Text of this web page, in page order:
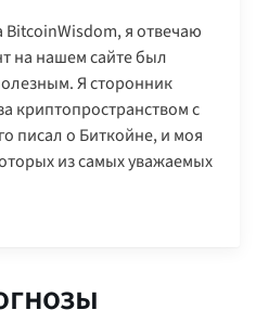
BitcoinWisdom, я отвечаю
на нашем сайте был
Я сторонник
криптопространством с
писал о Биткойне, и моя
из самых уважаемых